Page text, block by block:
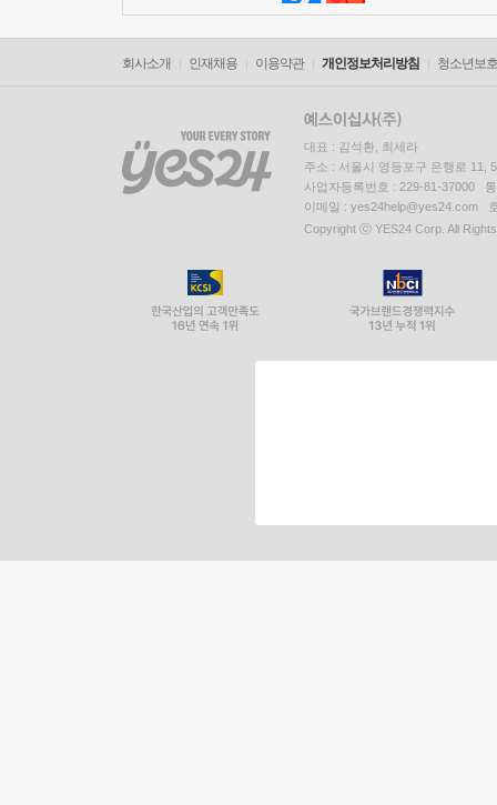
회사소개 인재채용 이용약관 개인정보처리방침 청소년보
대표 : 김석환, 최세라
주소 : 서울시 영등포구 은행로 11,
사업자등록번호 : 229-81-37000
이메일 : yes24help@yes24.com
Copyright ⓒ YES24 Corp. All